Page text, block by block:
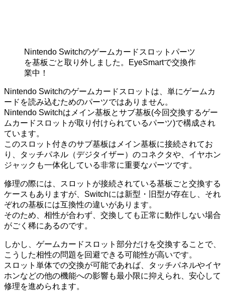
Nintendo Switchのゲームカードスロットパーツ
を基板ごと取り外しました。EyeSmartで交換作
業中！
Nintendo Switchのゲームカードスロットは、単にゲームカ
ードを読み込むためのパーツではありません。
Nintendo Switchはメイン基板とサブ基板(今回交換するゲー
ムカードスロットが取り付けられているパーツ)で構成され
ています。
このスロット付きのサブ基板はメイン基板に接続されてお
り、タッチパネル（デジタイザー）のコネクタや、イヤホン
ジャックも一体化している非常に重要なパーツです。
修理の際には、スロットが接続されている基板ごと交換する
ケースもありますが、Switchには新型・旧型が存在し、それ
ぞれの基板には互換性の違いがあります。
そのため、相性が合わず、交換しても正常に動作しない場合
がごく稀にあるのです。
しかし、ゲームカードスロット部分だけを交換することで、
こうした相性の問題を回避できる可能性が高いです。
スロット単体での交換が可能であれば、タッチパネルやイヤ
ホンなどの他の機能への影響も最小限に抑えられ、安心して
修理を進められます。